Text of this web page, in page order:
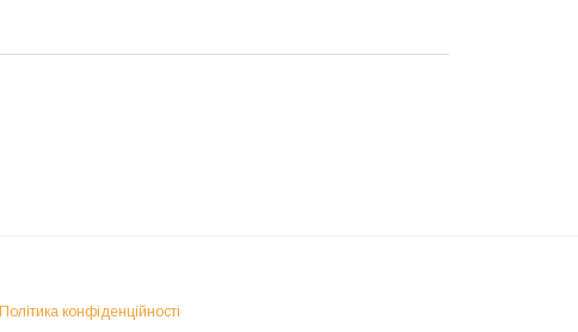
Політика конфіденційності